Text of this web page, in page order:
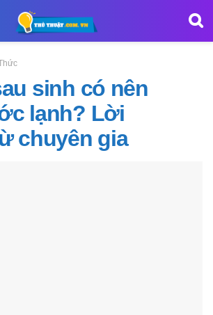
sinh có nên
lạnh? Lời
chuyên gia